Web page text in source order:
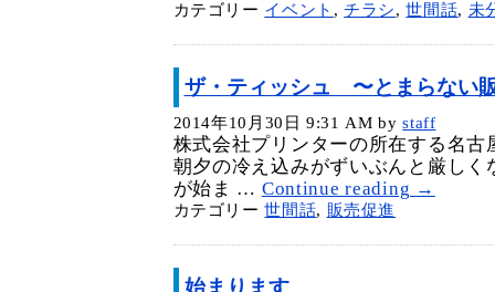
カテゴリー イベント ,チラシ,世間話, 未
ザ・ティッシュ 〜とまらない
2014年10月30日 9:31 AM by staff
株式会社プリンターの所在する名古
朝夕の冷え込みがずいぶんと厳しく
が始ま … Continue reading →
カテゴリー世間話, 販売促進
始まります